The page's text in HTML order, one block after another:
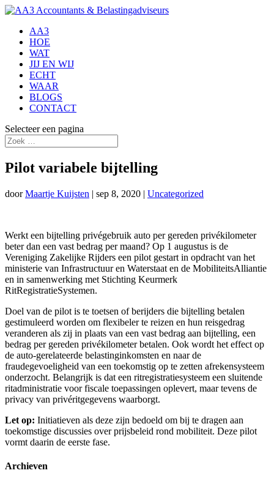
AA3
HOE
WAT
JIJ EN WIJ
ECHT
WAAR
BLOGS
CONTACT
Selecteer een pagina
Pilot variabele bijtelling
doorMaartje Kuijsten | sep 8, 2020 | Uncategorized
Werkt een bijtelling privégebruik auto per gereden privékilometer
beter dan een vast bedrag per maand? Op 1 augustus is de
Vereniging Zakelijke Rijders een pilot gestart in opdracht van het
ministerie van Infrastructuur en Waterstaat en de MobiliteitsAlliantie
en in samenwerking met Stichting Keurmerk
RitRegistratieSystemen.
Doel van de pilot is te toetsen of berijders die bijtelling betalen
gestimuleerd worden om flexibeler te reizen en hun reisgedrag
veranderen als zij in plaats van een vast bedrag aan bijtelling, een
bedrag per gereden privékilometer betalen. Ook wordt het effect op
de auto-gerelateerde belastinginkomsten en naar de
fraudegevoeligheid van een toekomstig op te zetten afrekensysteem
onderzocht. Belangrijk is dat een ritregistratiesysteem een sluitende
ritadministratie voor fiscale toepassingen oplevert, maar tevens de
privacy van privéritgegevens waarborgt.
Let op: Initiatieven als deze zijn bedoeld om bij te dragen aan
toekomstige discussies over prijsbeleid rond mobiliteit. Deze pilot
vormt daarin de eerste fase.
Archieven